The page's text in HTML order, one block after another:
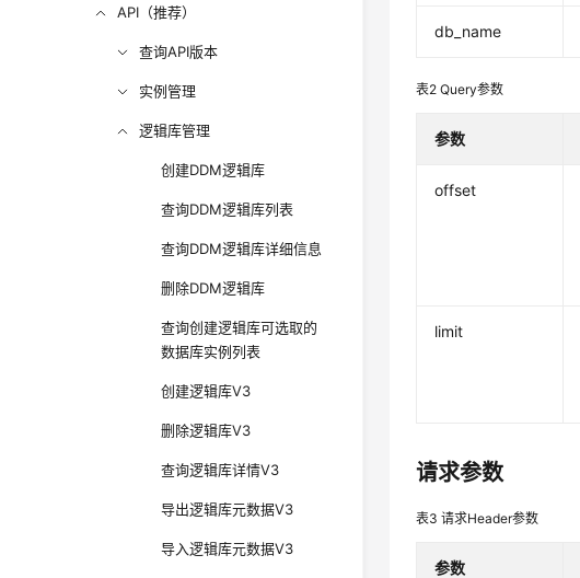
API（推荐）
查询API版本
实例管理
逻辑库管理
创建DDM逻辑库
查询DDM逻辑库列表
查询DDM逻辑库详细信息
删除DDM逻辑库
查询创建逻辑库可选取的
数据库实例列表
创建逻辑库V3
删除逻辑库V3
查询逻辑库详情V3
导出逻辑库元数据V3
导入逻辑库元数据V3
db_name
表2Query参数
参数
offset
limit
请求参数
表3请求Header参数
参数